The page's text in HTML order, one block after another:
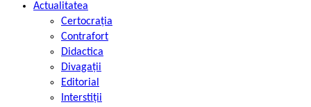
Actualitatea
Certocrația
Contrafort
Didactica
Divagații
Editorial
Interstiții